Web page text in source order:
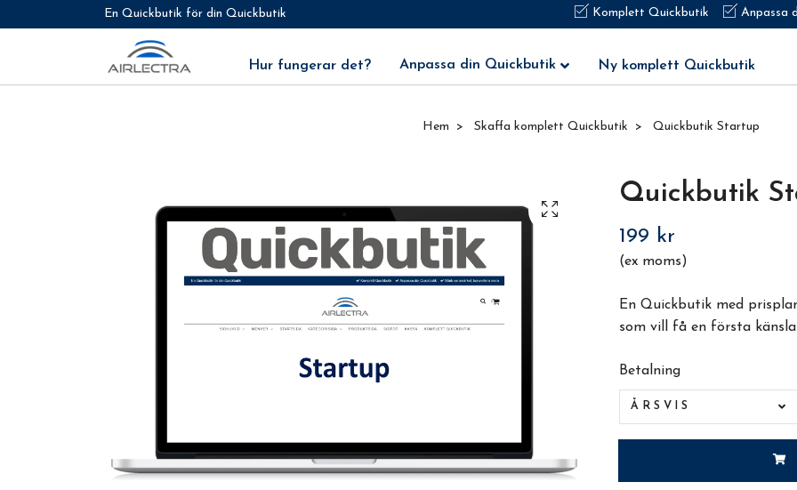
En Quickbutik för din Quickbutik Komplett Quickbutik Anpassa
Hur fungerar det? Anpassa din Quickbutik Ny komplett Quickbutik
Hem Skaffa komplett Quickbutik Quickbutik Startup
Quickbutik
199 kr
(ex moms)
En Quickbutik med
som vill få en första
Betalning
ÅRSVIS